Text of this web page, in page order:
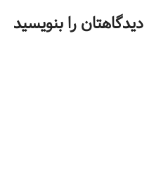
دیدگاهتان را بنویسید